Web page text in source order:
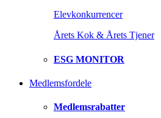
Elevkonkurrencer
Årets Kok & Årets Tjener
ESG MONITOR
Medlemsfordele
Medlemsrabatter